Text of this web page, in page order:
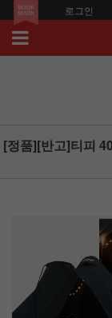
로그인
[정품][반고]티피